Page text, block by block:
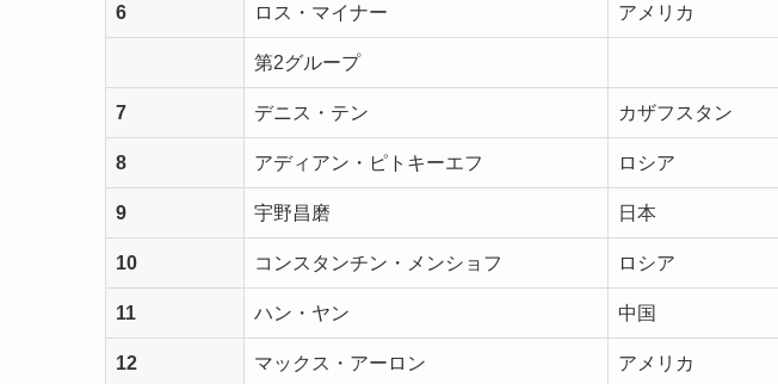
6 ロス・マイナー アメリカ
第2グループ
7 デニス・テン カザフスタン
8 アディアン・ピトキーエフ ロシア
9 宇野昌磨 日本
10 コンスタンチン・メンショフ ロシア
11 ハン・ヤン 中国
12 マックス・アーロン アメリカ